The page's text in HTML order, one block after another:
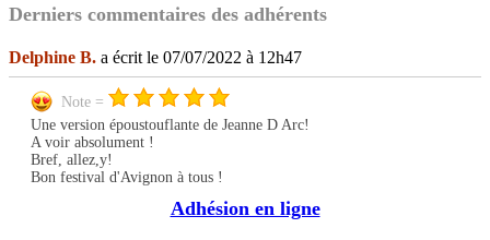
Derniers commentaires des adhérents
Delphine B. a écrit le 07/07/2022 à 12h47
Note =
Une version époustouflante de Jeanne D Arc!
A voir absolument !
Bref, allez,y!
Bon festival d'Avignon à tous !
Adhésion en ligne